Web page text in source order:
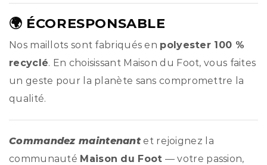
🌍 ÉCORESPONSABLE
Nos maillots sont fabriqués en polyester 100 %
recyclé. En choisissant Maison du Foot, vous faites
un geste pour la planète sans compromettre la
qualité.
Commandez maintenant et rejoignez la
communauté Maison du Foot — votre passion,